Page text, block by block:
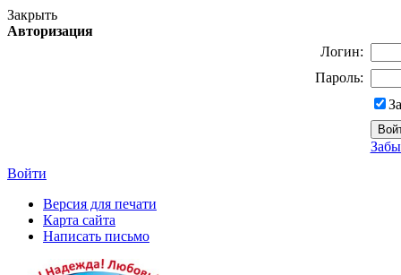
Закрыть
Авторизация
Логин:
Пароль:
Войти
Версия для печати
Карта сайта
Написать письмо